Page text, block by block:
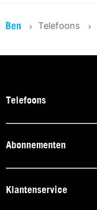
Telefoons
Telefoons
Abonnementen
Klantenservice